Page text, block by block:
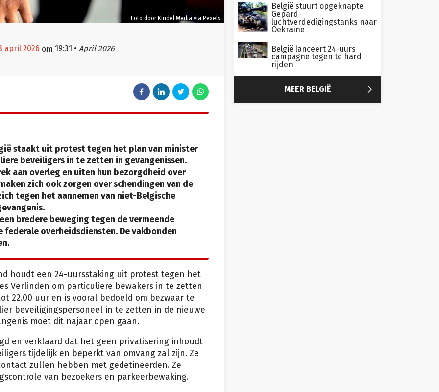
Foto door Kindel Media via Pexels
april 2026 om 19:31 • April 2026
staakt uit protest tegen het plan van minister
beveiligers in te zetten in gevangenissen.
aan overleg en uiten hun bezorgdheid over
zich ook zorgen over schendingen van de
tegen het aannemen van niet-Belgische
bredere beweging tegen de vermeende
overheidsdiensten. De vakbonden
houdt een 24-uursstaking uit protest tegen het
Verlinden om particuliere bewakers in te zetten
22.00 uur en is vooral bedoeld om bezwaar te
beveiligingspersoneel in te zetten in de nieuwe
moet dit najaar open gaan.
en verklaard dat het geen privatisering inhoudt
tijdelijk en beperkt van omvang zal zijn. Ze
zullen hebben met gedetineerden. Ze
van bezoekers en parkeerbewaking.
België stuurt opgeknapte
Gepard-
luchtverdedigingstanks naar
Oekraïne
België lanceert 24-uurs
campagne tegen te hard
rijden
MEER BELGIË 